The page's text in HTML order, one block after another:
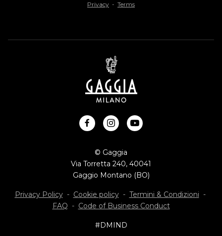
Privacy - Terms
facebook
instagram
youtube
© Gaggia
Via Torretta 240, 40041
Gaggio Montano (BO)
Privacy Policy- Cookie policy- Termini & Condizioni -
FAQ - Code of Business Conduct
#DMIND